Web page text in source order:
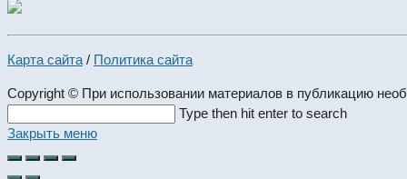
Карта сайта / Политика сайта
Copyright © При использовании материалов в публикацию
this
website
Type then hit enter to search
Закрыть меню